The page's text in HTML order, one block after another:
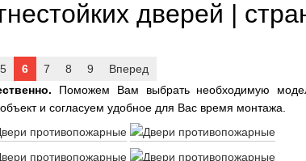
дверей |
5 6 7 8 9
Вперед
Поможем Вам выбрать необходимую
и согласуем удобное для Вас время монтажа.